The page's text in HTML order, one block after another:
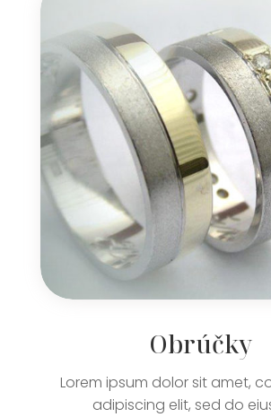
Obrúčky
Lorem ipsum dolor sit amet,
adipiscing elit, sed do